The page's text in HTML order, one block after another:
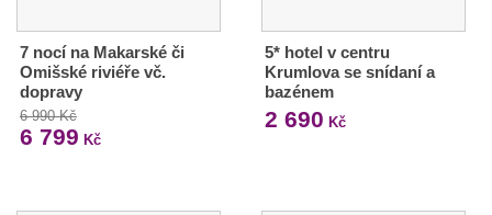
7 nocí na Makarské či
Omišské riviéře vč.
dopravy
6 990 Kč
6 799 Kč
5* hotel v centru
Krumlova se snídaní a
bazénem
2 690 Kč